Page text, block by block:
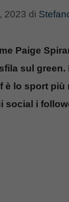
2023 di
Paige
sul green.
è lo sport più
social i